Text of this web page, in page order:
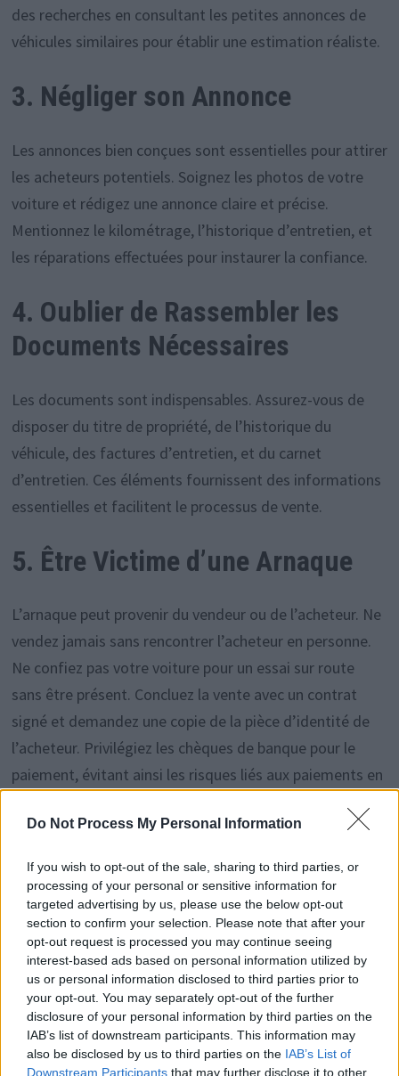
Do Not Process My Personal Information
If you wish to opt-out of the sale, sharing to third parties, or
processing of your personal or sensitive information for
targeted advertising by us, please use the below opt-out
section to confirm your selection. Please note that after your
opt-out request is processed you may continue seeing
interest-based ads based on personal information utilized by
us or personal information disclosed to third parties prior to
your opt-out. You may separately opt-out of the further
disclosure of your personal information by third parties on the
IAB’s list of downstream participants. This information may
also be disclosed by us to third parties on the IAB’s List of
Downstream Participants that may further disclose it to other
des recherches en consultant les petites annonces de
véhicules similaires pour établir une estimation réaliste.
3. Négliger son Annonce
Les annonces bien conçues sont essentielles pour attirer
les acheteurs potentiels. Soignez les photos de votre
voiture et rédigez une annonce claire et précise.
Mentionnez le kilométrage, l’historique d’entretien, et
les réparations effectuées pour instaurer la confiance.
4. Oublier de Rassembler les
Documents Nécessaires
Les documents sont indispensables. Assurez-vous de
disposer du titre de propriété, de l’historique du
véhicule, des factures d’entretien, et du carnet
d’entretien. Ces éléments fournissent des informations
essentielles et facilitent le processus de vente.
5. Être Victime d’une Arnaque
L’arnaque peut provenir du vendeur ou de l’acheteur. Ne
vendez jamais sans rencontrer l’acheteur en personne.
Ne confiez pas votre voiture pour un essai sur route
sans être présent. Concluez la vente avec un contrat
signé et demandez une copie de la pièce d’identité de
l’acheteur. Privilégiez les chèques de banque pour le
paiement, évitant ainsi les risques liés aux paiements en
d’arnaque.
Rechercher
RECHERCHER
Articles récents